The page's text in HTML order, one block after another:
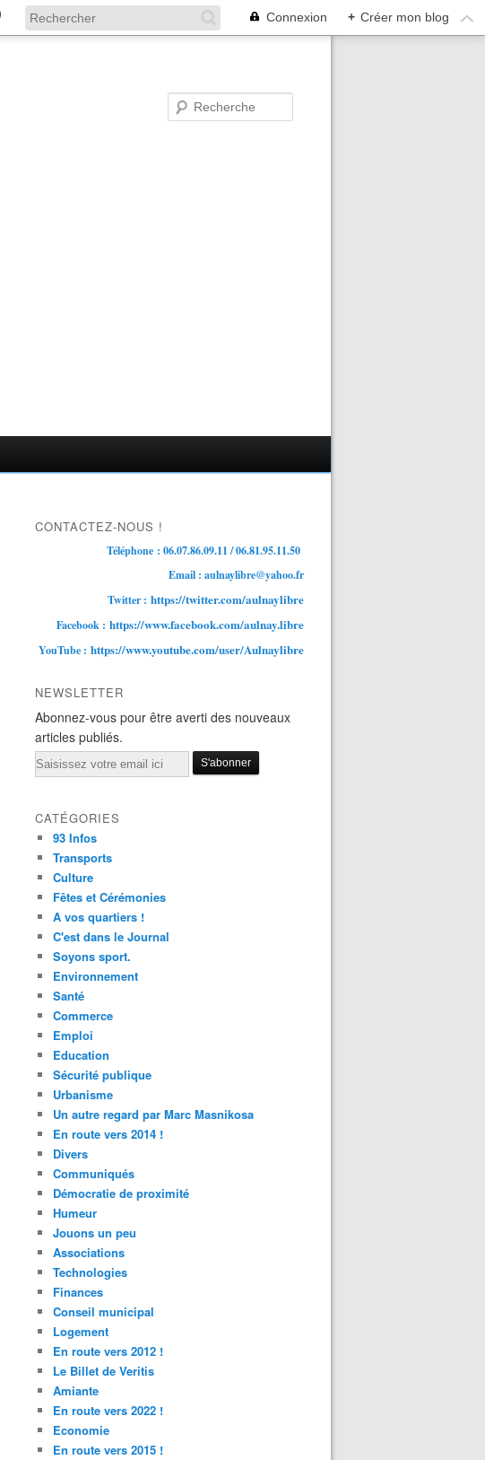
Connexion + Créer mon blog
CONTACTEZ-NOUS !
Téléphone : 06.07.86.09.11 / 06.81.95.11.50
Email : aulnaylibre@yahoo.fr
Twitter : https://twitter.com/aulnaylibre
Facebook : https://www.facebook.com/aulnay.libre
YouTube : https://www.youtube.com/user/Aulnaylibre
NEWSLETTER
Abonnez-vous pour être averti des nouveaux
articles publiés.
Email
CATÉGORIES
93 Infos
Transports
Culture
Fêtes et Cérémonies
A vos quartiers !
C'est dans le Journal
Soyons sport.
Environnement
Santé
Commerce
Emploi
Education
Sécurité publique
Urbanisme
Un autre regard par Marc Masnikosa
En route vers 2014 !
Divers
Communiqués
Démocratie de proximité
Humeur
Jouons un peu
Associations
Technologies
Finances
Conseil municipal
Logement
En route vers 2012 !
Le Billet de Veritis
Amiante
En route vers 2022 !
Economie
En route vers 2015 !